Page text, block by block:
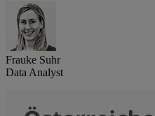
Frauke Suhr
Data Analyst